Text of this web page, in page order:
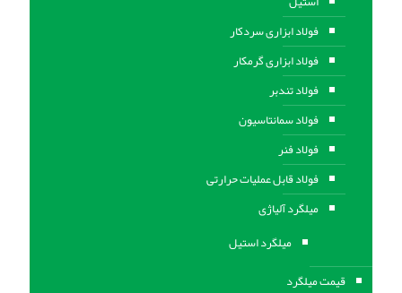
فولاد ابزاری سردکار
فولاد ابزاری گرمکار
فولاد تندبر
فولاد سمانتاسیون
فولاد فنر
فولاد قابل عملیات حرارتی
ميلگرد آلیاژی
میلگرد استیل
قیمت میلگرد